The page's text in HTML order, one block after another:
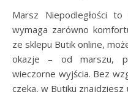
Marsz Niepodległości
wymaga zarówno
ze sklepu Butik online,
okazje – od marszu,
wieczorne wyjścia. Bez
czeka, w Butiku